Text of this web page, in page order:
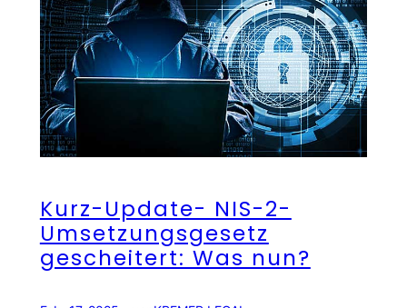
Kurz-Update- NIS-2-
Umsetzungsgesetz
gescheitert: Was nun?